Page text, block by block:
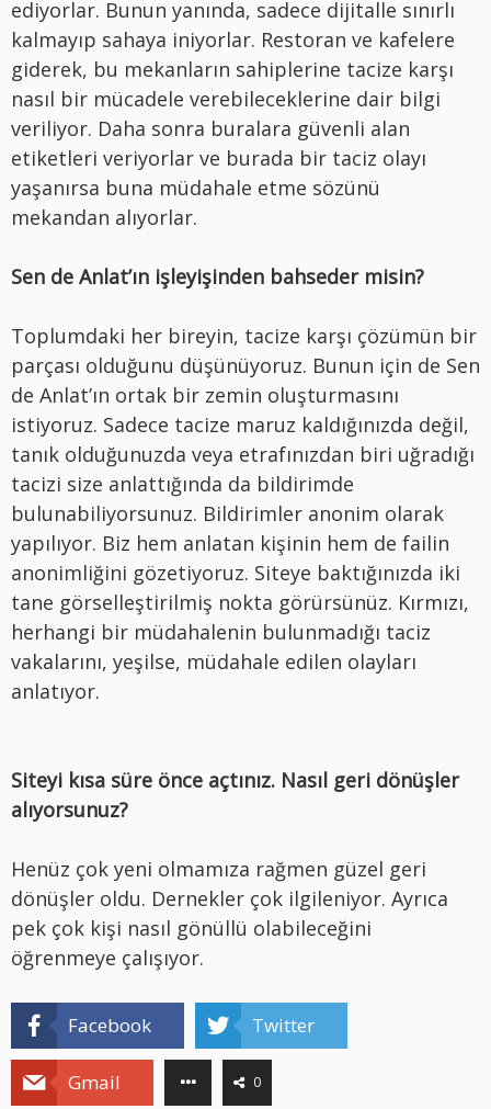
ediyorlar. Bunun yanında, sadece dijitalle sınırlı
kalmayıp sahaya iniyorlar. Restoran ve kafelere
giderek, bu mekanların sahiplerine tacize karşı
nasıl bir mücadele verebileceklerine dair bilgi
veriliyor. Daha sonra buralara güvenli alan
etiketleri veriyorlar ve burada bir taciz olayı
yaşanırsa buna müdahale etme sözünü
mekandan alıyorlar.
Sen de Anlat’ın işleyişinden bahseder misin?
Toplumdaki her bireyin, tacize karşı çözümün bir
parçası olduğunu düşünüyoruz. Bunun için de Sen
de Anlat’ın ortak bir zemin oluşturmasını
istiyoruz. Sadece tacize maruz kaldığınızda değil,
tanık olduğunuzda veya etrafınızdan biri uğradığı
tacizi size anlattığında da bildirimde
bulunabiliyorsunuz. Bildirimler anonim olarak
yapılıyor. Biz hem anlatan kişinin hem de failin
anonimliğini gözetiyoruz. Siteye baktığınızda iki
tane görselleştirilmiş nokta görürsünüz. Kırmızı,
herhangi bir müdahalenin bulunmadığı taciz
vakalarını, yeşilse, müdahale edilen olayları
anlatıyor.
Siteyi kısa süre önce açtınız. Nasıl geri dönüşler
alıyorsunuz?
Henüz çok yeni olmamıza rağmen güzel geri
dönüşler oldu. Dernekler çok ilgileniyor. Ayrıca
pek çok kişi nasıl gönüllü olabileceğini
öğrenmeye çalışıyor.
Facebook Twitter
Gmail 0